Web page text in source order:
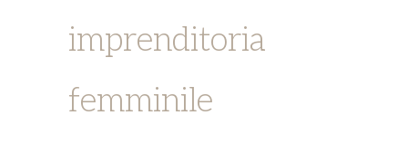
imprenditoria
femminile